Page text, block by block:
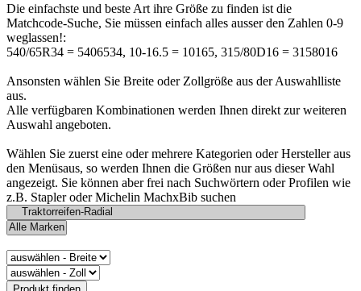
Die einfachste und beste Art ihre Größe zu finden ist die
Matchcode-Suche, Sie müssen einfach alles ausser den Zahlen 0-9
weglassen!:
540/65R34 = 5406534, 10-16.5 = 10165, 315/80D16 = 3158016
Ansonsten wählen Sie Breite oder Zollgröße aus der Auswahlliste
aus.
Alle verfügbaren Kombinationen werden Ihnen direkt zur weiteren
Auswahl angeboten.
Wählen Sie zuerst eine oder mehrere Kategorien oder Hersteller aus
den Menüsaus, so werden Ihnen die Größen nur aus dieser Wahl
angezeigt. Sie können aber frei nach Suchwörtern oder Profilen wie
z.B. Stapler oder Michelin MachxBib suchen